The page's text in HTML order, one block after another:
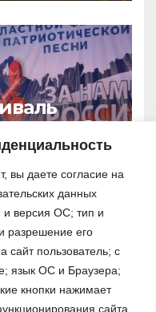
вы даете согласие на
данных
и версия ОС; тип и
разрешение его
сайт пользователь; с
язык ОС и Браузера;
кнопки нажимает
сайта,
«За